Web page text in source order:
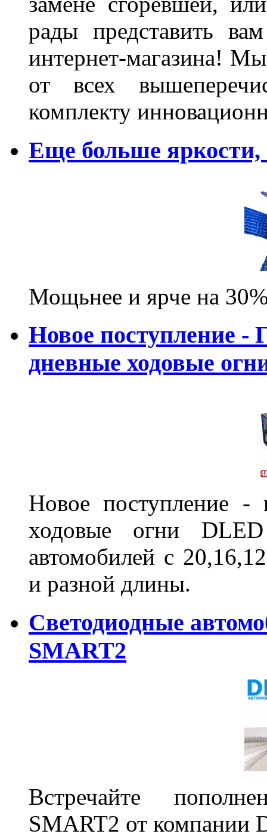
рады представить
интернет-магазина!
от всех
комплекту
Еще больше
Мощьнее и ярче на
Новое поступление -
дневные ходовые
Новое поступление -
ходовые огни
автомобилей с
и разной длины.
Светодиодные
SMART2
Встречайте
SMART2 от компании